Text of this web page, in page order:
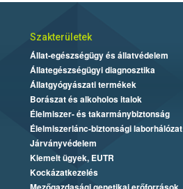
Szakterületek
Állat-egészségügy és állatvédelem
Állategészségügyi diagnosztika
Állatgyógyászati termékek
Borászat és alkoholos italok
Élelmiszer- és takarmánybiztonság
Élelmiszerlánc-biztonsági laborhálózat
Járványvédelem
Kiemelt ügyek, EUTR
Kockázatkezelés